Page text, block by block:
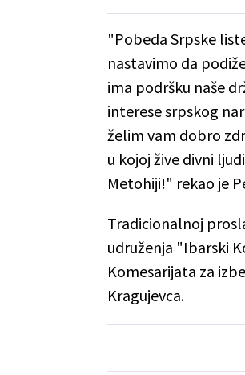
"Pobeda Srpske
nastavimo da
ima podršku naše
interese srpskog
želim vam dobro
u kojoj žive divni
Metohiji!" rekao je
Tradicionalnoj
udruženja "Ibarski
Komesarijata za
Kragujevca.